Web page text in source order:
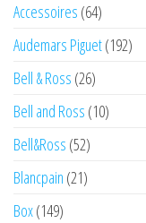
Accessoires (64)
Audemars Piguet(192)
Bell & Ross (26)
Bell and Ross (10)
Bell&Ross (52)
Blancpain (21)
Box(149)